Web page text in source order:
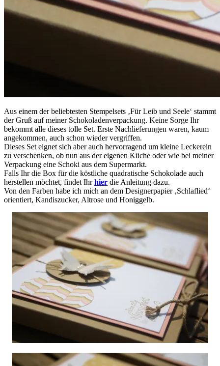
Aus einem der beliebtesten Stempelsets ‚Für Leib und Seele‘ stammt
der Gruß auf meiner Schokoladenverpackung. Keine Sorge Ihr
bekommt alle dieses tolle Set. Erste Nachlieferungen waren, kaum
angekommen, auch schon wieder vergriffen.
Dieses Set eignet sich aber auch hervorragend um kleine Leckerein
zu verschenken, ob nun aus der eigenen Küche oder wie bei meiner
Verpackung eine Schoki aus dem Supermarkt.
Falls Ihr die Box für die köstliche quadratische Schokolade auch
herstellen möchtet, findet Ihrhier die Anleitung dazu.
Von den Farben habe ich mich an dem Designerpapier ‚Schlaflied‘
orientiert, Kandiszucker, Altrose und Honiggelb.